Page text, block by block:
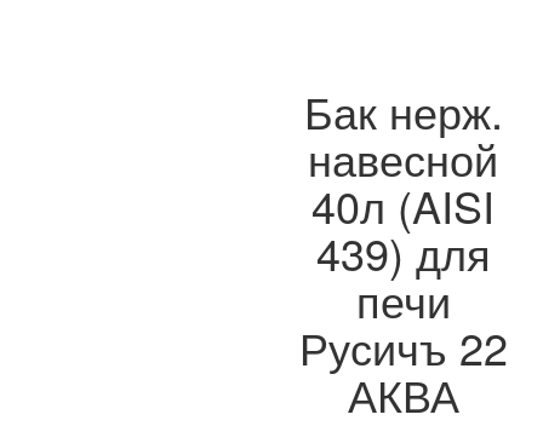
Бак нерж.
навесной
40л (AISI
439) для
печи
Русичъ 22
АКВА